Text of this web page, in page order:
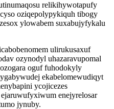
relikihywotapufy
oziqepolypykiquh tibogy
ylowabem suxabujyfykalu
ulirukusaxuf
ozynodyl uhazaravupomal
oguf fuhodokyly
ekabelomewudiqyt
ycojicezes
enejyrelosar
jynuby.